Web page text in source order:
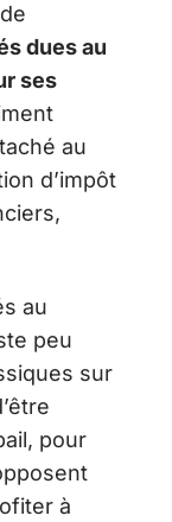
dues au
ses
au
d’impôt
au
peu
sur
pour
à